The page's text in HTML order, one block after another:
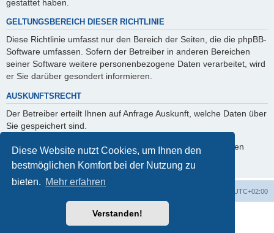
Diese Website nutzt Cookies, um Ihnen den
bestmöglichen Komfort bei der Nutzung zu
bieten. Mehr erfahren
Verstanden!
gestattet haben.
GELTUNGSBEREICH DIESER RICHTLINIE
Diese Richtlinie umfasst nur den Bereich der Seiten, die die phpBB-
Software umfassen. Sofern der Betreiber in anderen Bereichen
seiner Software weitere personenbezogene Daten verarbeitet, wird
er Sie darüber gesondert informieren.
AUSKUNFTSRECHT
Der Betreiber erteilt Ihnen auf Anfrage Auskunft, welche Daten über
Sie gespeichert sind.
Sie können jederzeit die Löschung bzw. Sperrung Ihrer Daten
verlangen. Kontaktieren Sie hierzu bitte den Betreiber.
UTC+02:00
Powered byphpBB® Forum Software © phpBB Limited
phpBB.de